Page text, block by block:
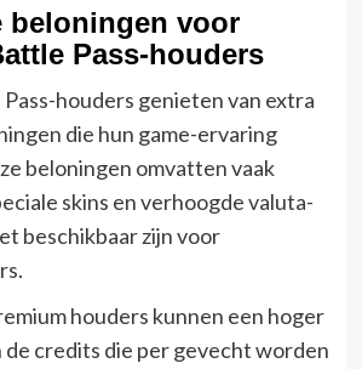
beloningen voor
Pass-houders
houders genieten van extra
die hun game-ervaring
beloningen omvatten vaak
skins en verhoogde valuta-
beschikbaar zijn voor
houders kunnen een hoger
credits die per gevecht worden